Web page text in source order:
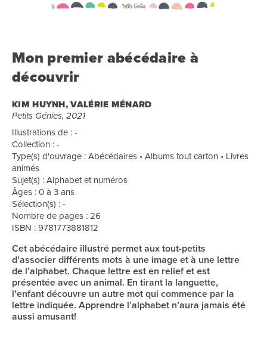
Mon premier abécédaire à
découvrir
KIM HUYNH, VALÉRIE MÉNARD
Petits Génies, 2021
Illustrations de : -
Collection : -
Type(s) d'ouvrage : Abécédaires • Albums tout carton • Livres
animés
Sujet(s) : Alphabet et numéros
Âges : 0 à 3 ans
Sélection(s) : -
Nombre de pages : 26
ISBN : 9781773881812
Cet abécédaire illustré permet aux tout-petits
d’associer différents mots à une image et à une lettre
de l’alphabet. Chaque lettre est en relief et est
présentée avec un animal. En tirant la languette,
l’enfant découvre un autre mot qui commence par la
lettre indiquée. Apprendre l’alphabet n’aura jamais été
aussi amusant!